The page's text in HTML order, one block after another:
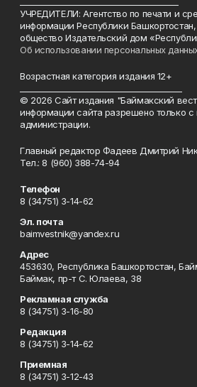
УЧРЕДИТЕЛИ: Агентство по печати и
информации Республики
общество Издательский дом
Об использовании персональных
Возрастная категория издания 12+
© 2026 Сайт издания "Баймакский
информации сайта разрешено только с
администрации.
Главный редактор Фадеев Дмитрий
Тел.: 8 (960) 388-74-94
Телефон
8 (34751) 3-14-62
Эл. почта
baimvestnik@yandex.ru
Адрес
453630, Республика Башкортостан,
Баймак, пр-т С. Юлаева, 38
Рекламная служба
8 (34751) 3-16-80
Редакция
8 (34751) 3-14-62
Приемная
8 (34751) 3-12-43